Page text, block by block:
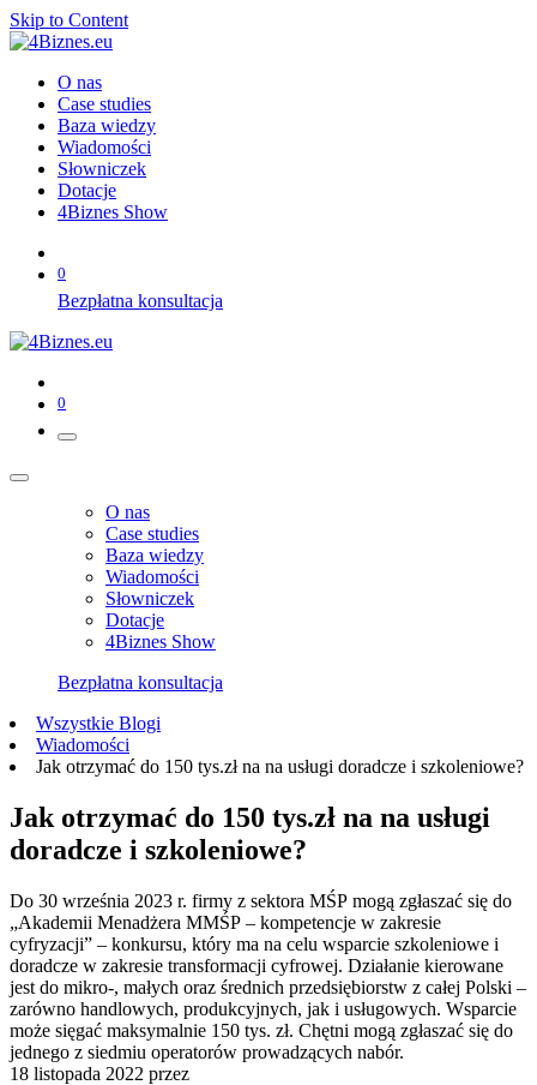
Skip to Content
O nas
Case studies
Baza wiedzy
Wiadomości
Słowniczek
Dotacje
4Biznes Show
0
Bezpłatna konsultacja
0
O nas
Case studies
Baza wiedzy
Wiadomości
Słowniczek
Dotacje
4Biznes Show
Bezpłatna konsultacja
Wszystkie Blogi
Wiadomości
Jak otrzymać do 150 tys.zł na na usługi doradcze i szkoleniowe?
Jak otrzymać do 150 tys.zł na na usługi
doradcze i szkoleniowe?
Do 30 września 2023 r. firmy z sektora MŚP mogą zgłaszać się do
„Akademii Menadżera MMŚP – kompetencje w zakresie
cyfryzacji” – konkursu, który ma na celu wsparcie szkoleniowe i
doradcze w zakresie transformacji cyfrowej. Działanie kierowane
jest do mikro-, małych oraz średnich przedsiębiorstw z całej Polski –
zarówno handlowych, produkcyjnych, jak i usługowych. Wsparcie
może sięgać maksymalnie 150 tys. zł. Chętni mogą zgłaszać się do
jednego z siedmiu operatorów prowadzących nabór.
18 listopada 2022 przez